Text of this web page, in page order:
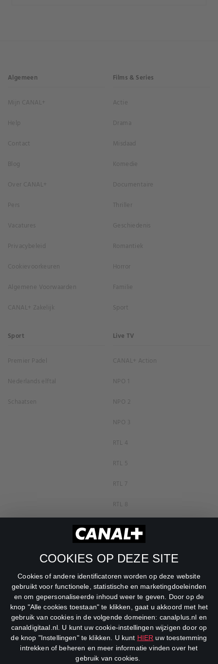
COOKIES OP DEZE SITE
Cookies of andere identificatoren worden op deze website
gebruikt voor functionele, statistische en marketingdoeleinden
en om gepersonaliseerde inhoud weer te geven. Door op de
knop "Alle cookies toestaan" te klikken, gaat u akkoord met het
gebruik van cookies in de volgende domeinen: canalplus.nl en
canaldigitaal.nl. U kunt uw cookie-instellingen wijzigen door op
de knop "Instellingen" te klikken. U kunt HIER uw toestemming
intrekken of beheren en meer informatie vinden over het
gebruik van cookies.
Algemeen
Mijn CANAL+
Help
Contact
Blog
Over CANAL+
Pers
Vacatures
Privacybeleid
Cookievoorkeuren
Algemene Voorwaarden
CANAL+ Zakelijk
Films & Series
Actie
Drama
Misdaad
Komedie
Documentaire
Thriller
Geschiedenis
Romantiek
Horror
Familie
Sport
Sport
Premier Padel
Nederlands elftal
Schaatsen
Live TV
CANAL+ Action
NPO 1
NPO 2
NPO 3
RTL 4
RTL 5
RTL 7
RTL 8
RTL Z
SBS6
Veronica
DreamWorks Channel